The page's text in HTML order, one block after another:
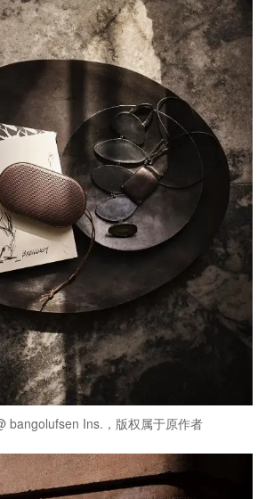
bangolufsen Ins.，版权属于原作者